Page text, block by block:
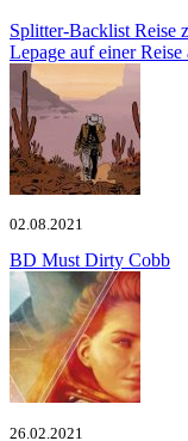
Splitter-Backlist Reise
Lepage auf einer
02.08.2021
BD Must Dirty Cobb
26.02.2021